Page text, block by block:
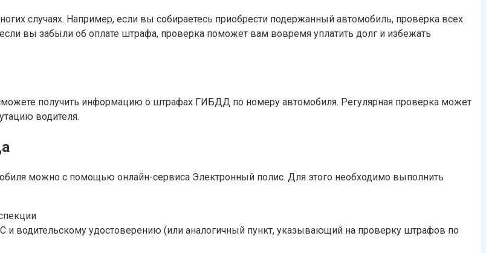
случаях. Например, если вы собираетесь приобрести подержанный автомобиль, проверка всех
вы забыли об оплате штрафа, проверка поможет вам вовремя уплатить долг и избежать
получить информацию о штрафах ГИБДД по номеру автомобиля. Регулярная проверка может
водителя.
можно с помощью онлайн-сервиса Электронный полис. Для этого необходимо выполнить
и водительскому удостоверению (или аналогичный пункт, указывающий на проверку штрафов по